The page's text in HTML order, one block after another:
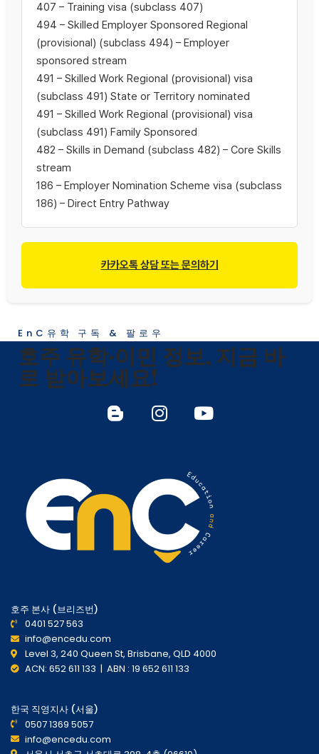
407 – Training visa (subclass 407)
494 – Skilled Employer Sponsored Regional
(provisional) (subclass 494) – Employer
sponsored stream
491 – Skilled Work Regional (provisional) visa
(subclass 491) State or Territory nominated
491 – Skilled Work Regional (provisional) visa
(subclass 491) Family Sponsored
482 – Skills in Demand (subclass 482) – Core Skills
stream
186 – Employer Nomination Scheme visa (subclass
186) – Direct Entry Pathway
카카오톡 상담 또는 문의하기
EnC유학 구독 & 팔로우
호주 유학·이민 정보, 지금 바
로 받아보세요!
호주 본사 (브리즈번)
0401 527 563
info@encedu.com
Level 3, 240 Queen St, Brisbane, QLD 4000
ACN: 652 611 133 | ABN : 19 652 611 133
한국 직영지사 (서울)
0507 1369 5057
info@encedu.com